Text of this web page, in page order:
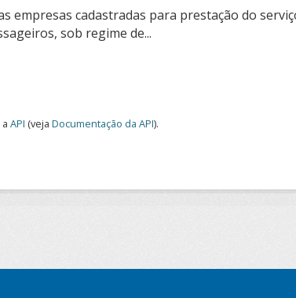
empresas cadastradas para prestação do
sob regime de...
API (veja Documentação da API).